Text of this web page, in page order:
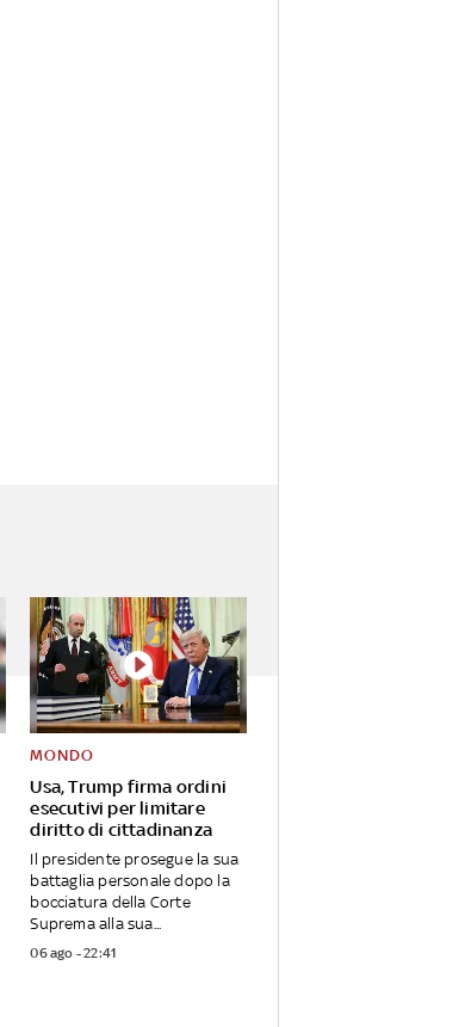
Usa, Trump firma ordini
esecutivi per limitare
diritto di cittadinanza
MONDO
Il presidente prosegue la sua
battaglia personale dopo la
bocciatura della Corte
Suprema alla sua...
06 ago - 22:41